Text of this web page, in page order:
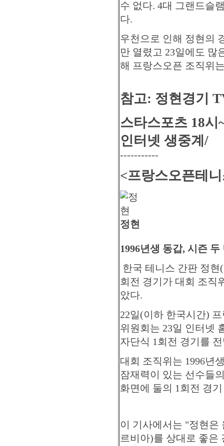
수 없다. 4대 그랜드슬
다.
우천으로 인해 정현의
만 열렸고 23일에도 많
해 프랑스오픈 조직위
참고: 정현경기
스타스포츠 18
인터넷 생중계/
-----------
<프랑스오픈테
정현
1996년생 동갑, 시즌
한국 테니스 간판 정현
회전 경기가 대회 조직
았다.
22일(이하 한국시간)
위원회는 23일 인터넷
자단식 1회전 경기를
대회 조직위는 1996년
잠재력이 있는 선수들
화면에 둘의 1회전 경
이 기사에서는 "정현은
르비아)를 상대로 좋은